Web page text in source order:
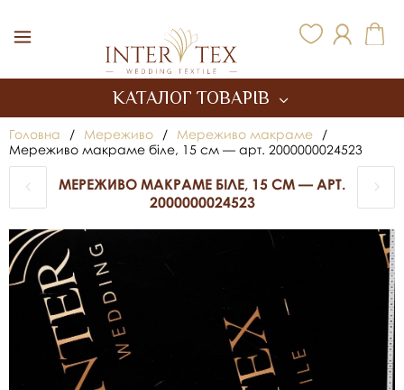
КАТАЛОГ ТОВАРІВ
Головна / Мереживо / Мереживо макраме
/
Мереживо макраме біле, 15 см — арт. 2000000024523
МЕРЕЖИВО МАКРАМЕ БІЛЕ, 15 СМ — АРТ.
2000000024523